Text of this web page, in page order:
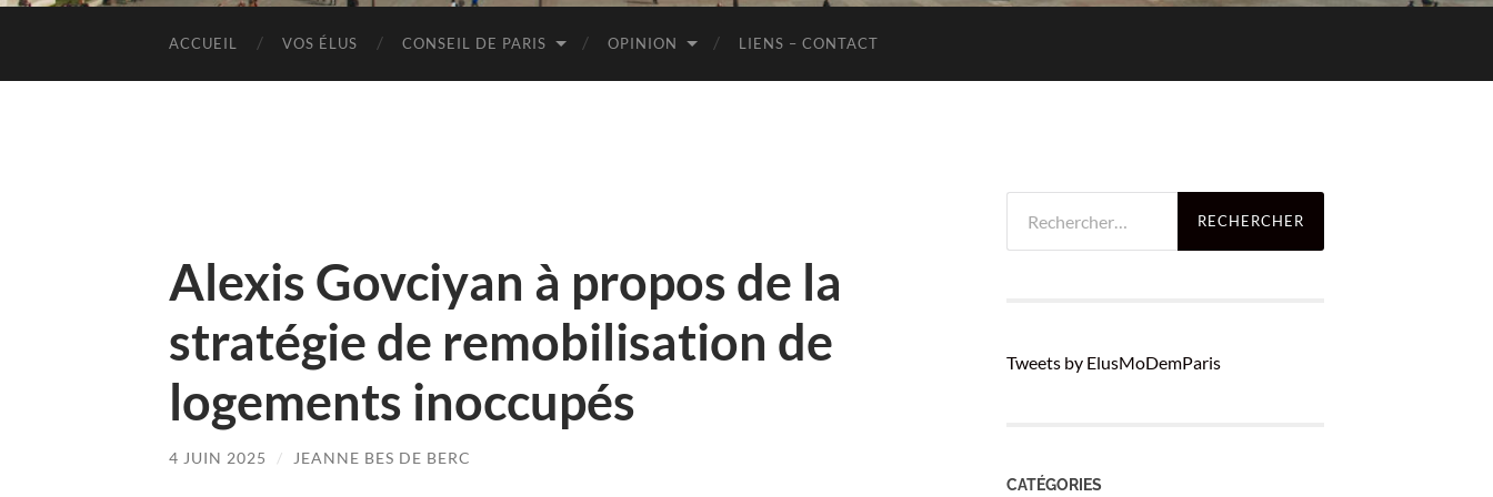
Paris
ACCUEIL VOS ÉLUS CONSEIL DE PARIS OPINION LIENS – CONTACT
Alexis Govciyan à propos de la
stratégie de remobilisation de
logements inoccupés
4 JUIN 2025 / JEANNE BES DE BERC
Tweets by ElusMoDemParis
CATÉGORIES